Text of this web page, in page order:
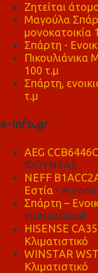
Ζητείται
Μαγούλα
μονοκατοικία
Σπάρτη -
Πικουλιάνικα
100 τ.μ
Σπάρτη,
τ.μ
e-info.gr
AEG
ΦΟΥΝΤΑΣ
NEFF
Εστία -
Σπάρτη –
international
HISENSE
Κλιματιστικό -
WINSTAR
Κλιματιστικό -